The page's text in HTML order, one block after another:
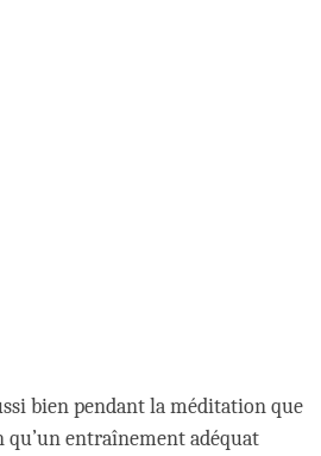
bien pendant la méditation que
qu’un entraînement adéquat